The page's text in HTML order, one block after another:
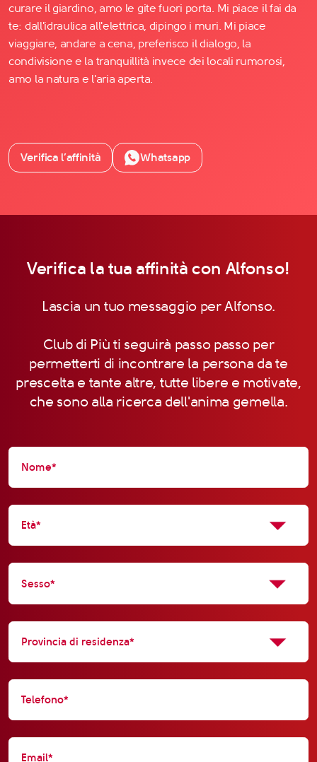
curare il giardino, amo le gite fuori porta. Mi piace il fai da
te: dall'idraulica all'elettrica, dipingo i muri. Mi piace
viaggiare, andare a cena, preferisco il dialogo, la
condivisione e la tranquillità invece dei locali rumorosi,
amo la natura e l'aria aperta.
Verifica l’affinità Whatsapp
Verifica la tua affinità con Alfonso!
Lascia un tuo messaggio per Alfonso.
Club di Più ti seguirà passo passo per
permetterti di incontrare la persona da te
prescelta e tante altre, tutte libere e motivate,
che sono alla ricerca dell'anima gemella.